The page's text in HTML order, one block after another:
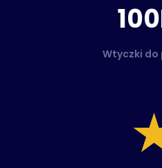
Wtyczki